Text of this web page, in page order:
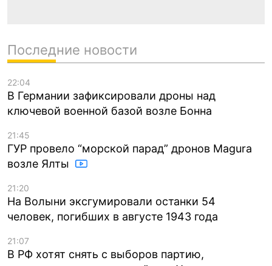
Последние новости
22:04
В Германии зафиксировали дроны над
ключевой военной базой возле Бонна
21:45
ГУР провело “морской парад” дронов Magura
возле Ялты
21:20
На Волыни эксгумировали останки 54
человек, погибших в августе 1943 года
21:07
В РФ хотят снять с выборов партию,